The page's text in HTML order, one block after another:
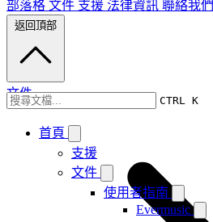
部落格 文件 支援 法律資訊 聯絡我們
CTRL K
首頁
支援
文件
使用者指南
Evermusic
返回頂部
文件